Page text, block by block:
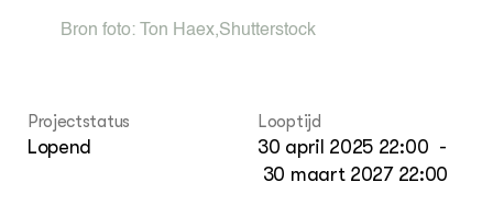
Contact
Bron foto: Ton Haex,Shutterstock
Projectstatus
Lopend
Looptijd
30 april 2025 22:00 -
30 maart 2027 22:00